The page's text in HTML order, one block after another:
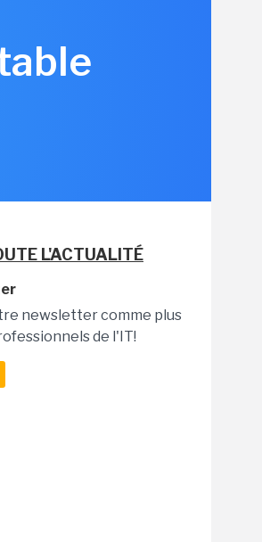
L'ACTUALITÉ
newsletter comme plus
de l'IT!